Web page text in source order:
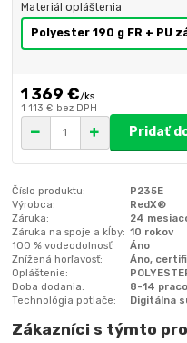
Materiál opláštenia
1 369 €/ks
1 113 € bez DPH
Pridať
Číslo produktu:
P235E
Výrobca:
RedX®
Záruka:
24
Záruka na spoje a kĺby: 10 rokov
100 % vodeodolnosť:
Áno
Znížená horľavosť:
Áno,
Opláštenie:
Doba dodania:
8-14
Technológia potlače:
Digitálna
Zákazníci s týmto